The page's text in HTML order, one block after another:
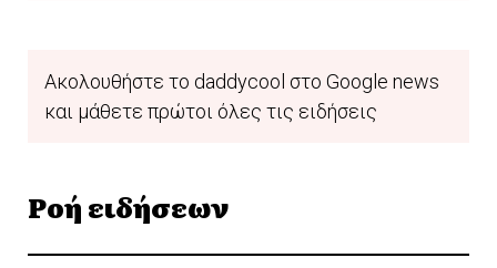
Ακολουθήστε το daddycool στο Google news
και μάθετε πρώτοι όλες τις ειδήσεις
Ροή ειδήσεων